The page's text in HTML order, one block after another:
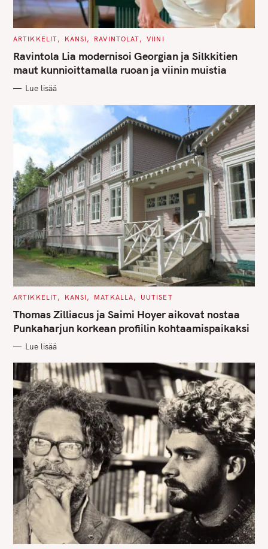
C
T
E
G
O
I
ARTIKKELIT KANSI RAVINTOLAT VIINI
Ravintola Lia modernisoi Georgian ja Silkkitien
maut kunnioittamalla ruoan ja viinin muistia
Lue lisää
C
T
E
G
O
I
S
ARTIKKELIT KANSI MATKALLA UUTISET
Thomas Zilliacus ja Saimi Hoyer aikovat nostaa
Punkaharjun korkean profiilin kohtaamispaikaksi
Lue lisää